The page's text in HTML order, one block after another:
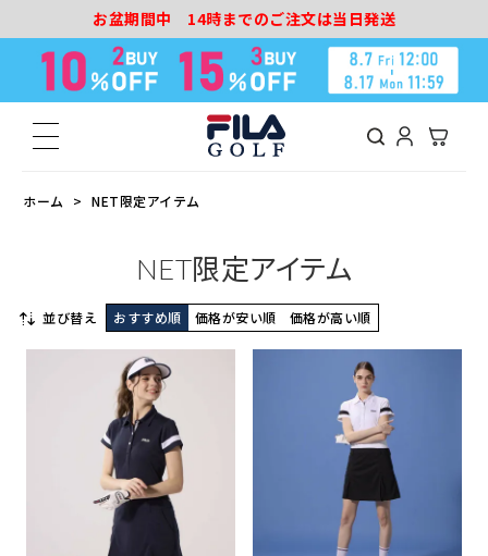
お盆期間中 14時までのご注文は当日発送
ホーム NET限定アイテム
NET限定アイテム
並び替え おすすめ順 価格が安い順 価格が高い順